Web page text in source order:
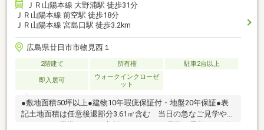
ＪＲ山陽本線 大野浦駅 徒歩31分
ＪＲ山陽本線 前空駅 徒歩18分
ＪＲ山陽本線 宮島口駅 徒歩3.2km
広島県廿日市市物見西１
2階建て 所有権 駐車2台以上
即入居可
ウォークインクローゼ
ット
●敷地面積50坪以上●建物10年瑕疵保証付・地盤20年保証●表
記土地面積は任意後退部分3.61㎡含む 当日の急なご見学や、
平日でのご見学もぜひご相談ください！ご見学の予約は → 右